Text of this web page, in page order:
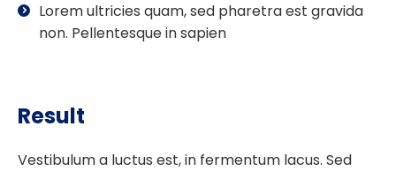
Lorem ultricies quam, sed pharetra est gravida
non. Pellentesque in sapien
Result
Vestibulum a luctus est, in fermentum lacus. Sed